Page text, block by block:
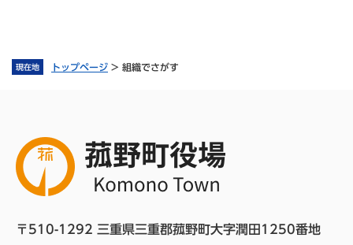
現在地 トップページ > 組織でさがす
〒510-1292 三重県三重郡菰野町大字潤田1250番地